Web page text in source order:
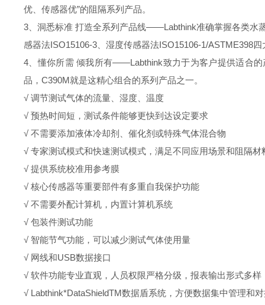
优、传感器优”的阻隔系列产品。
3、洞悉标准 打造全系列产品线——Labthink准确掌握各类水
感器法ISO15106-3、湿度传感器法ISO15106-1/ASTME398
4、懂你所需 倾我所有——Labthink致力于为客户提供适合
品，C390M就是这精心组合的系列产品之一。
√ 调节测试气体的流量、湿度、温度
√ 预热时间短，测试条件能够更快到达设定要求
√ 不需要添加液体冷却剂、催化剂或特殊气体混合物
√ 专家测试模式和快速测试模式，满足不同应用场景和阻隔材
√ 提供系统校准用参考膜
√ 核心传感器等重要部件有多重自我保护功能
√ 不需要外配计算机，内置计算机系统
√ 包装件测试功能
√ 智能节气功能，可以减少测试气体使用量
√ 网线和USB数据接口
√ 软件功能专业直观，人员权限严格分级，报表输出形式多样
√ Labthink*DataShieldTM数据盾系统，方便数据集中管理和